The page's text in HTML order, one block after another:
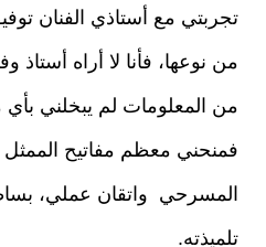
تجربتي مع أستاذي الفنان
من نوعها، فأنا لا أراه
من المعلومات لم يبخلني
فمنحني معظم مفاتيح الممثل
المسرحي واتقان عملي،
تلميذته.